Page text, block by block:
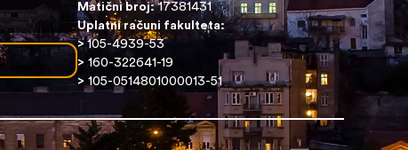
Matični broj:17381431
Uplatni računi fakulteta:
>105-4939-53
> 160-322641-19
>105-0514801000013-51